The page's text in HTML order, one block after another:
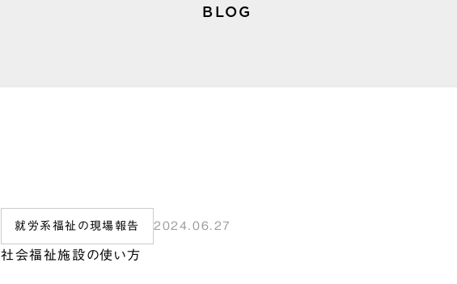
BLOG
就労系福祉の現場報告 2024.06.27
社会福祉施設の使い方